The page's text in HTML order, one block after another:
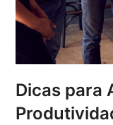
Dicas para